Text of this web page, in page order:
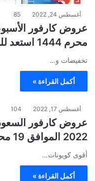
أغسطس 24, 2022 85
محرم 1444 استعد للمدرسة
تخفيضات و…
أكمل القراءة »
أغسطس 17, 2022 104
2022 الموافق 19 محرم 1444 استعد للمدرسة
أقوى كوبونات…
أكمل القراءة »